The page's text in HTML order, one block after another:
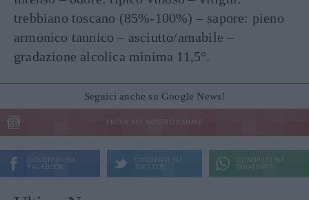
trebbiano toscano (85%-100%) – sapore: pieno
armonico tannico – asciutto/amabile –
gradazione alcolica minima 11,5°.
Seguici anche su Google News!
ENTRA NEL NOSTRO CANALE
CONDIVIDI SU
FACEBOOK
CONDIVIDI SU
TWITTER
CONDIVIDI SU
WHATSAPP